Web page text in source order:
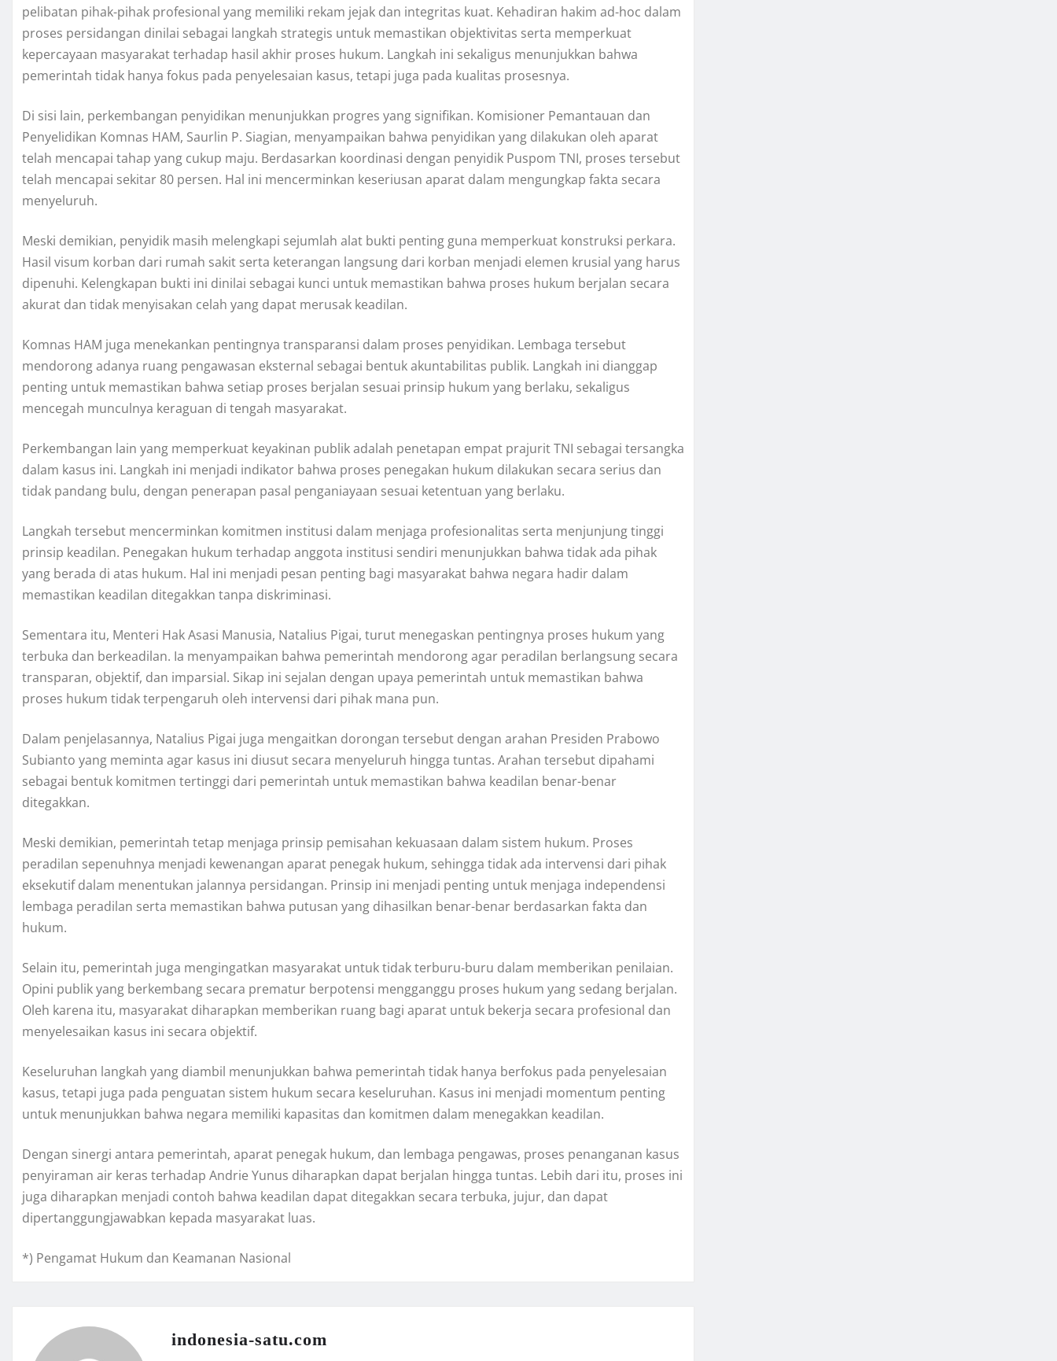
pelibatan pihak-pihak profesional yang memiliki rekam jejak dan integritas kuat. Kehadiran hakim ad-hoc dalam
proses persidangan dinilai sebagai langkah strategis untuk memastikan objektivitas serta memperkuat
kepercayaan masyarakat terhadap hasil akhir proses hukum. Langkah ini sekaligus menunjukkan bahwa
pemerintah tidak hanya fokus pada penyelesaian kasus, tetapi juga pada kualitas prosesnya.
Di sisi lain, perkembangan penyidikan menunjukkan progres yang signifikan. Komisioner Pemantauan dan
Penyelidikan Komnas HAM, Saurlin P. Siagian, menyampaikan bahwa penyidikan yang dilakukan oleh aparat
telah mencapai tahap yang cukup maju. Berdasarkan koordinasi dengan penyidik Puspom TNI, proses tersebut
telah mencapai sekitar 80 persen. Hal ini mencerminkan keseriusan aparat dalam mengungkap fakta secara
menyeluruh.
Meski demikian, penyidik masih melengkapi sejumlah alat bukti penting guna memperkuat konstruksi perkara.
Hasil visum korban dari rumah sakit serta keterangan langsung dari korban menjadi elemen krusial yang harus
dipenuhi. Kelengkapan bukti ini dinilai sebagai kunci untuk memastikan bahwa proses hukum berjalan secara
akurat dan tidak menyisakan celah yang dapat merusak keadilan.
Komnas HAM juga menekankan pentingnya transparansi dalam proses penyidikan. Lembaga tersebut
mendorong adanya ruang pengawasan eksternal sebagai bentuk akuntabilitas publik. Langkah ini dianggap
penting untuk memastikan bahwa setiap proses berjalan sesuai prinsip hukum yang berlaku, sekaligus
mencegah munculnya keraguan di tengah masyarakat.
Perkembangan lain yang memperkuat keyakinan publik adalah penetapan empat prajurit TNI sebagai tersangka
dalam kasus ini. Langkah ini menjadi indikator bahwa proses penegakan hukum dilakukan secara serius dan
tidak pandang bulu, dengan penerapan pasal penganiayaan sesuai ketentuan yang berlaku.
Langkah tersebut mencerminkan komitmen institusi dalam menjaga profesionalitas serta menjunjung tinggi
prinsip keadilan. Penegakan hukum terhadap anggota institusi sendiri menunjukkan bahwa tidak ada pihak
yang berada di atas hukum. Hal ini menjadi pesan penting bagi masyarakat bahwa negara hadir dalam
memastikan keadilan ditegakkan tanpa diskriminasi.
Sementara itu, Menteri Hak Asasi Manusia, Natalius Pigai, turut menegaskan pentingnya proses hukum yang
terbuka dan berkeadilan. Ia menyampaikan bahwa pemerintah mendorong agar peradilan berlangsung secara
transparan, objektif, dan imparsial. Sikap ini sejalan dengan upaya pemerintah untuk memastikan bahwa
proses hukum tidak terpengaruh oleh intervensi dari pihak mana pun.
Dalam penjelasannya, Natalius Pigai juga mengaitkan dorongan tersebut dengan arahan Presiden Prabowo
Subianto yang meminta agar kasus ini diusut secara menyeluruh hingga tuntas. Arahan tersebut dipahami
sebagai bentuk komitmen tertinggi dari pemerintah untuk memastikan bahwa keadilan benar-benar
ditegakkan.
Meski demikian, pemerintah tetap menjaga prinsip pemisahan kekuasaan dalam sistem hukum. Proses
peradilan sepenuhnya menjadi kewenangan aparat penegak hukum, sehingga tidak ada intervensi dari pihak
eksekutif dalam menentukan jalannya persidangan. Prinsip ini menjadi penting untuk menjaga independensi
lembaga peradilan serta memastikan bahwa putusan yang dihasilkan benar-benar berdasarkan fakta dan
hukum.
Selain itu, pemerintah juga mengingatkan masyarakat untuk tidak terburu-buru dalam memberikan penilaian.
Opini publik yang berkembang secara prematur berpotensi mengganggu proses hukum yang sedang berjalan.
Oleh karena itu, masyarakat diharapkan memberikan ruang bagi aparat untuk bekerja secara profesional dan
menyelesaikan kasus ini secara objektif.
Keseluruhan langkah yang diambil menunjukkan bahwa pemerintah tidak hanya berfokus pada penyelesaian
kasus, tetapi juga pada penguatan sistem hukum secara keseluruhan. Kasus ini menjadi momentum penting
untuk menunjukkan bahwa negara memiliki kapasitas dan komitmen dalam menegakkan keadilan.
Dengan sinergi antara pemerintah, aparat penegak hukum, dan lembaga pengawas, proses penanganan kasus
penyiraman air keras terhadap Andrie Yunus diharapkan dapat berjalan hingga tuntas. Lebih dari itu, proses ini
juga diharapkan menjadi contoh bahwa keadilan dapat ditegakkan secara terbuka, jujur, dan dapat
dipertanggungjawabkan kepada masyarakat luas.
*) Pengamat Hukum dan Keamanan Nasional
indonesia-satu.com